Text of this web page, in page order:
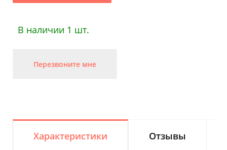
В наличии 1 шт.
Перезвоните мне
Характеристики Отзывы